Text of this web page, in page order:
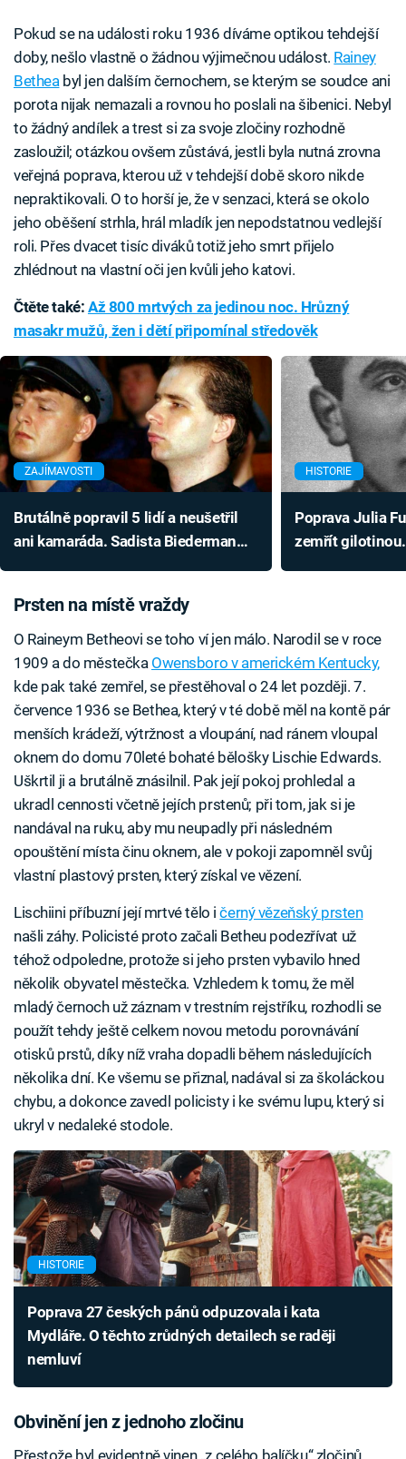
Pokud se na události roku 1936 díváme optikou tehdejší
doby, nešlo vlastně o žádnou výjimečnou událost. Rainey
Betheabyl jen dalším černochem, se kterým se soudce ani
porota nijak nemazali a rovnou ho poslali na šibenici. Nebyl
to žádný andílek a trest si za svoje zločiny rozhodně
zasloužil; otázkou ovšem zůstává, jestli byla nutná zrovna
veřejná poprava, kterou už v tehdejší době skoro nikde
nepraktikovali. O to horší je, že v senzaci, která se okolo
jeho oběšení strhla, hrál mladík jen nepodstatnou vedlejší
roli. Přes dvacet tisíc diváků totiž jeho smrt přijelo
zhlédnout na vlastní oči jen kvůli jeho katovi.
Čtěte také: Až 800 mrtvých za jedinou noc. Hrůzný
masakr mužů, žen i dětí připomínal středověk
ZAJÍMAVOSTI
Brutálně popravil 5 lidí a neušetřil
ani kamaráda. Sadista Biederman
HISTORIE
Poprava Julia
zemřít
Prsten na místě vraždy
O Raineym Betheovi se toho ví jen málo. Narodil se v roce
1909 a do městečka Owensboro v americkém Kentucky,
kde pak také zemřel, se přestěhoval o 24 let později. 7.
července 1936 se Bethea, který v té době měl na kontě pár
menších krádeží, výtržnost a vloupání, nad ránem vloupal
oknem do domu 70leté bohaté bělošky Lischie Edwards.
Uškrtil ji a brutálně znásilnil. Pak její pokoj prohledal a
ukradl cennosti včetně jejích prstenů; při tom, jak si je
nandával na ruku, aby mu neupadly při následném
opouštění místa činu oknem, ale v pokoji zapomněl svůj
vlastní plastový prsten, který získal ve vězení.
Lischiini příbuzní její mrtvé tělo ičerný vězeňský prsten
našli záhy. Policisté proto začali Betheu podezřívat už
téhož odpoledne, protože si jeho prsten vybavilo hned
několik obyvatel městečka. Vzhledem k tomu, že měl
mladý černoch už záznam v trestním rejstříku, rozhodli se
použít tehdy ještě celkem novou metodu porovnávání
otisků prstů, díky níž vraha dopadli během následujících
několika dní. Ke všemu se přiznal, nadával si za školáckou
chybu, a dokonce zavedl policisty i ke svému lupu, který si
ukryl v nedaleké stodole.
HISTORIE
Poprava 27 českých pánů odpuzovala i kata
Mydláře. O těchto zrůdných detailech se raději
nemluví
Obvinění jen z jednoho zločinu